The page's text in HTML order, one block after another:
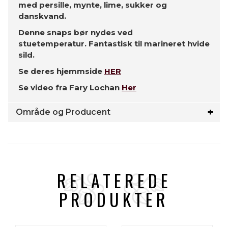
med persille, mynte, lime, sukker og
danskvand.
Denne snaps bør nydes ved
stuetemperatur. Fantastisk til marineret hvide
sild.
Se deres hjemmside HER
Se video fra Fary Lochan Her
Område og Producent
RELATEREDE
PRODUKTER